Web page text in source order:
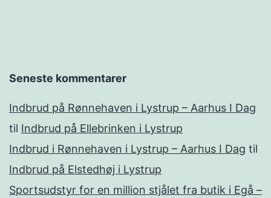
Seneste kommentarer
Indbrud på Rønnehaven i Lystrup – Aarhus I Dag
til Indbrud på Ellebrinken i Lystrup
Indbrud i Rønnehaven i Lystrup – Aarhus I Dag til
Indbrud på Elstedhøj i Lystrup
Sportsudstyr for en million stjålet fra butik i Egå –